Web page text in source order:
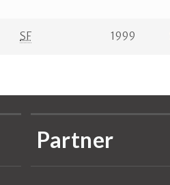
SF 1999
Partner